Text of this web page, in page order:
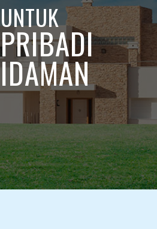
UNTUK
PRIBADI
IDAMAN